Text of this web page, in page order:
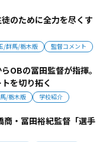
のために全力を尽くす
/群馬/栃木版 監督コメント
OBの冨田監督が指揮。
を切り拓く
/栃木版 学校紹介
商・冨田裕紀監督「選手